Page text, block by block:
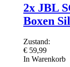
2x JBL
Boxen
Zustand:
€ 59,99
In Warenkorb